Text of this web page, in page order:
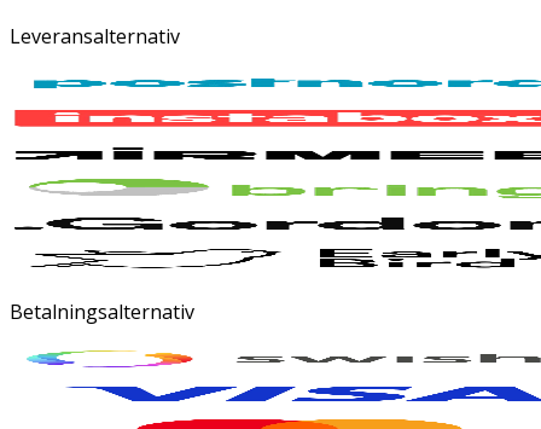
Leveransalternativ
Betalningsalternativ